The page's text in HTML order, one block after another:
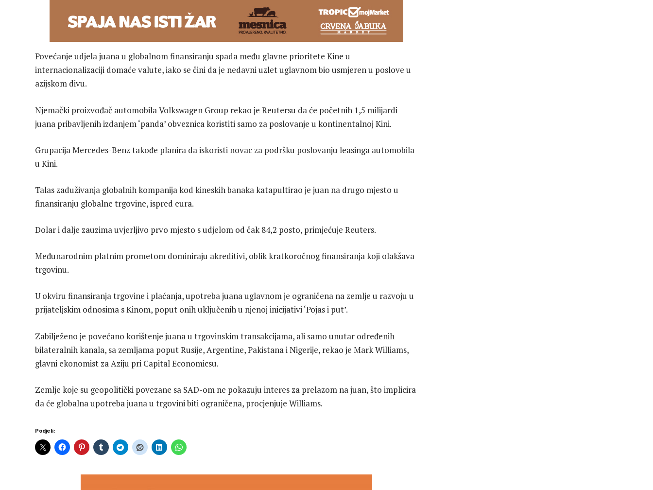
Povećanje udjela juana u globalnom finansiranju spada među glavne prioritete Kine u
internacionalizaciji domaće valute, iako se čini da je nedavni uzlet uglavnom bio usmjeren u poslove u
azijskom divu.
Njemački proizvođač automobila Volkswagen Group rekao je Reutersu da će početnih 1,5 milijardi
juana pribavljenih izdanjem ‘panda’ obveznica koristiti samo za poslovanje u kontinentalnoj Kini.
Grupacija Mercedes-Benz takođe planira da iskoristi novac za podršku poslovanju leasinga automobila
u Kini.
Talas zaduživanja globalnih kompanija kod kineskih banaka katapultirao je juan na drugo mjesto u
finansiranju globalne trgovine, ispred eura.
Dolar i dalje zauzima uvjerljivo prvo mjesto s udjelom od čak 84,2 posto, primjećuje Reuters.
Međunarodnim platnim prometom dominiraju akreditivi, oblik kratkoročnog finansiranja koji olakšava
trgovinu.
U okviru finansiranja trgovine i plaćanja, upotreba juana uglavnom je ograničena na zemlje u razvoju u
prijateljskim odnosima s Kinom, poput onih uključenih u njenoj inicijativi ‘Pojas i put’.
Zabilježeno je povećano korištenje juana u trgovinskim transakcijama, ali samo unutar određenih
bilateralnih kanala, sa zemljama poput Rusije, Argentine, Pakistana i Nigerije, rekao je Mark Williams,
glavni ekonomist za Aziju pri Capital Economicsu.
Zemlje koje su geopolitički povezane sa SAD-om ne pokazuju interes za prelazom na juan, što implicira
da će globalna upotreba juana u trgovini biti ograničena, procjenjuje Williams.
Podjeli: